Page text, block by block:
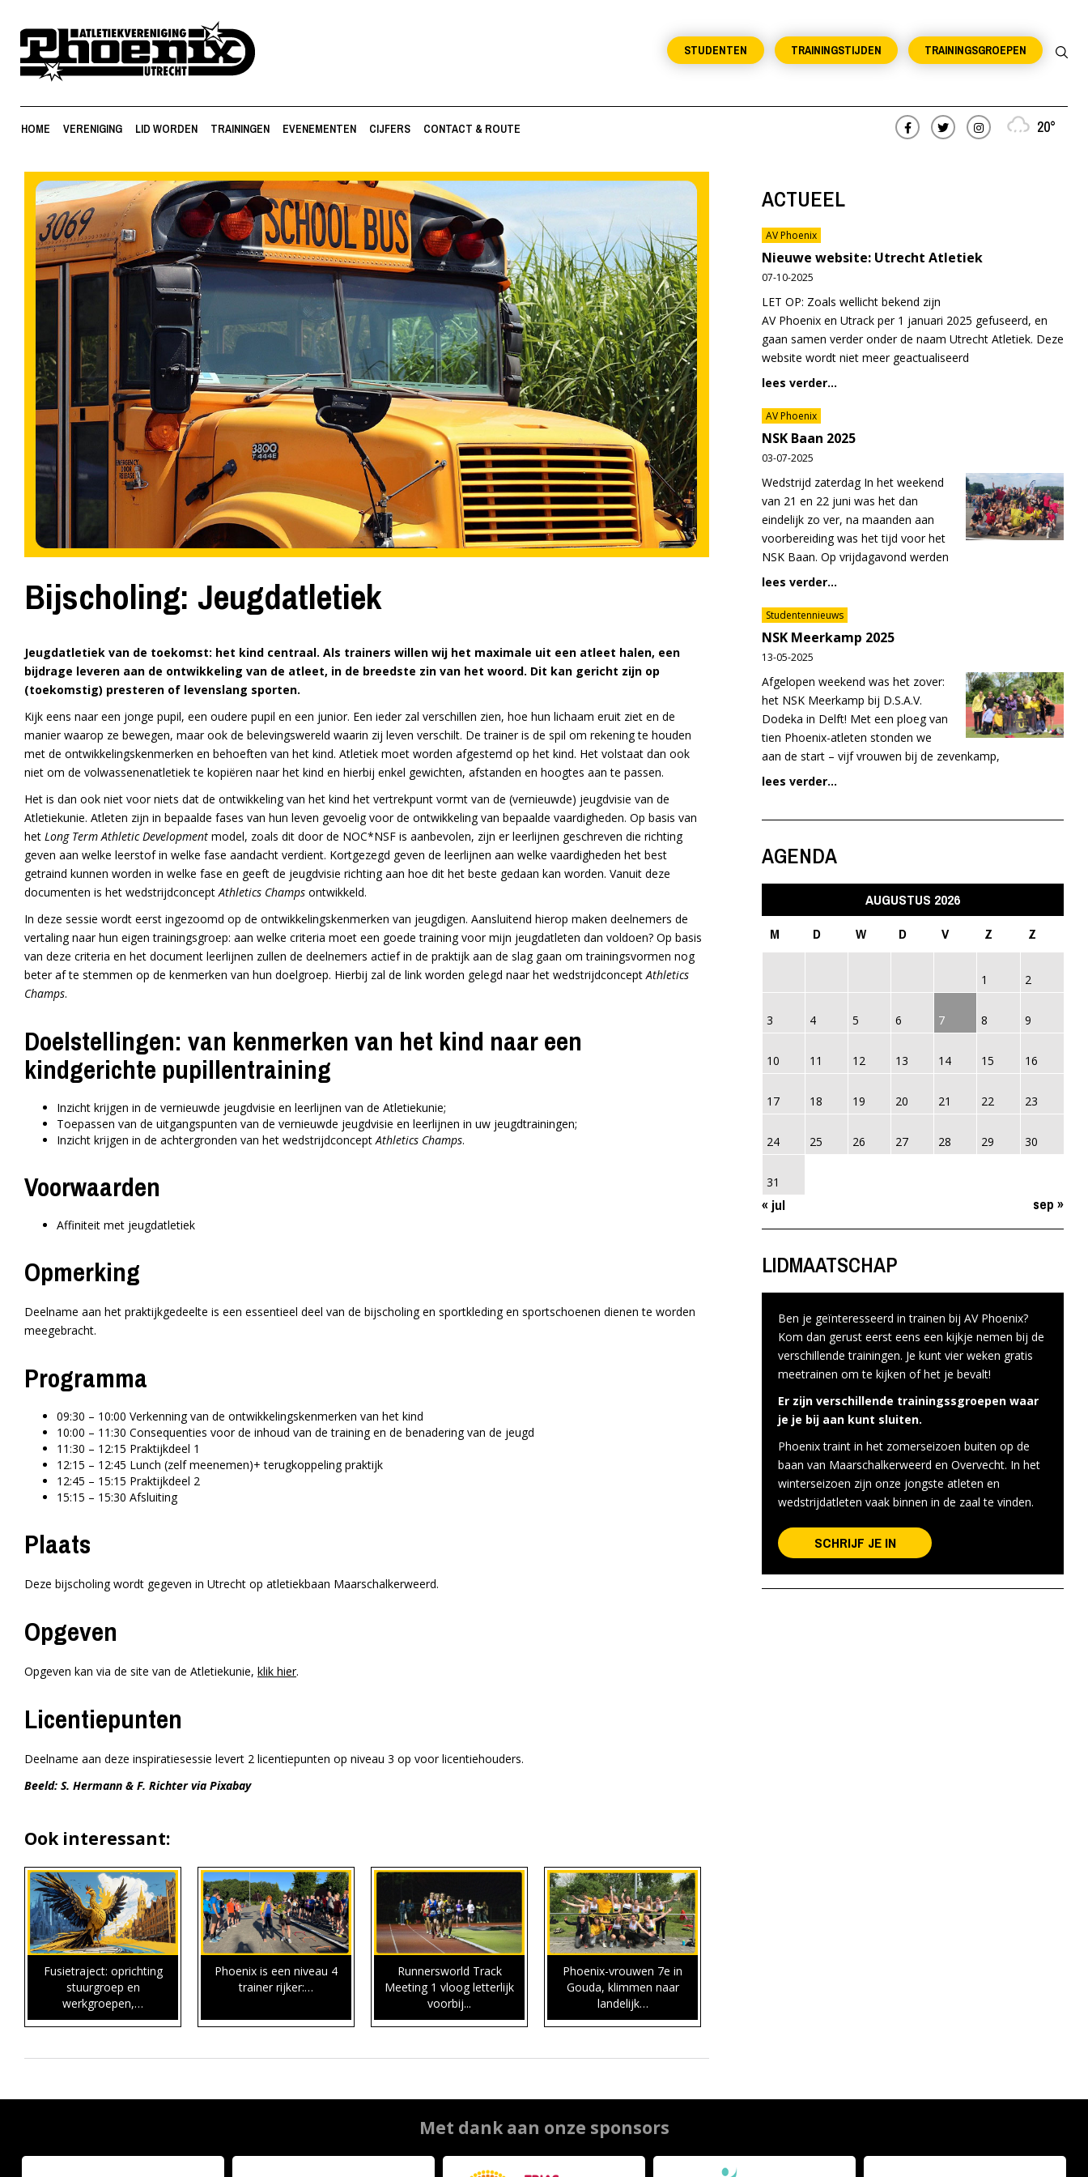
TRAININGSGROEPEN
TRAININGSTIJDEN
STUDENTEN
HOME VERENIGING LID WORDEN TRAININGEN EVENEMENTEN CIJFERS CONTACT & ROUTE 20°
Bijscholing: Jeugdatletiek
Jeugdatletiek van de toekomst: het kind centraal. Als trainers willen wij het maximale uit een atleet halen, een
bijdrage leveren aan de ontwikkeling van de atleet, in de breedste zin van het woord. Dit kan gericht zijn op
(toekomstig) presteren of levenslang sporten.
Kijk eens naar een jonge pupil, een oudere pupil en een junior. Een ieder zal verschillen zien, hoe hun lichaam eruit ziet en de
manier waarop ze bewegen, maar ook de belevingswereld waarin zij leven verschilt. De trainer is de spil om rekening te houden
met de ontwikkelingskenmerken en behoeften van het kind. Atletiek moet worden afgestemd op het kind. Het volstaat dan ook
niet om de volwassenenatletiek te kopiëren naar het kind en hierbij enkel gewichten, afstanden en hoogtes aan te passen.
Het is dan ook niet voor niets dat de ontwikkeling van het kind het vertrekpunt vormt van de (vernieuwde) jeugdvisie van de
Atletiekunie. Atleten zijn in bepaalde fases van hun leven gevoelig voor de ontwikkeling van bepaalde vaardigheden. Op basis van
het Long Term Athletic Development model, zoals dit door de NOC*NSF is aanbevolen, zijn er leerlijnen geschreven die richting
geven aan welke leerstof in welke fase aandacht verdient. Kortgezegd geven de leerlijnen aan welke vaardigheden het best
getraind kunnen worden in welke fase en geeft de jeugdvisie richting aan hoe dit het beste gedaan kan worden. Vanuit deze
documenten is het wedstrijdconceptAthletics Champs ontwikkeld.
In deze sessie wordt eerst ingezoomd op de ontwikkelingskenmerken van jeugdigen. Aansluitend hierop maken deelnemers de
vertaling naar hun eigen trainingsgroep: aan welke criteria moet een goede training voor mijn jeugdatleten dan voldoen? Op basis
van deze criteria en het document leerlijnen zullen de deelnemers actief in de praktijk aan de slag gaan om trainingsvormen nog
beter af te stemmen op de kenmerken van hun doelgroep. Hierbij zal de link worden gelegd naar het wedstrijdconceptAthletics
Champs.
Doelstellingen: van kenmerken van het kind naar een
kindgerichte pupillentraining
Inzicht krijgen in de vernieuwde jeugdvisie en leerlijnen van de Atletiekunie;
Toepassen van de uitgangspunten van de vernieuwde jeugdvisie en leerlijnen in uw jeugdtrainingen;
Inzicht krijgen in de achtergronden van het wedstrijdconceptAthletics Champs.
Voorwaarden
Affiniteit met jeugdatletiek
Opmerking
Deelname aan het praktijkgedeelte is een essentieel deel van de bijscholing en sportkleding en sportschoenen dienen te worden
meegebracht.
Programma
09:30 – 10:00 Verkenning van de ontwikkelingskenmerken van het kind
10:00 – 11:30 Consequenties voor de inhoud van de training en de benadering van de jeugd
11:30 – 12:15 Praktijkdeel 1
12:15 – 12:45 Lunch (zelf meenemen)+ terugkoppeling praktijk
12:45 – 15:15 Praktijkdeel 2
15:15 – 15:30 Afsluiting
Plaats
Deze bijscholing wordt gegeven in Utrecht op atletiekbaan Maarschalkerweerd.
Opgeven
Opgeven kan via de site van de Atletiekunie, klik hier.
Licentiepunten
Deelname aan deze inspiratiesessie levert 2 licentiepunten op niveau 3 op voor licentiehouders.
Beeld: S. Hermann & F. Richter via Pixabay
Ook interessant:
Fusietraject: oprichting
stuurgroep en
werkgroepen,…
Phoenix is een niveau 4
trainer rijker:…
Runnersworld Track
Meeting 1 vloog letterlijk
voorbij...
Phoenix-vrouwen 7e in
Gouda, klimmen naar
landelijk…
ACTUEEL
AV Phoenix
Nieuwe website: Utrecht Atletiek
07-10-2025
LET OP: Zoals wellicht bekend zijn
AV Phoenix en Utrack per 1 januari 2025 gefuseerd, en
gaan samen verder onder de naam Utrecht Atletiek. Deze
website wordt niet meer geactualiseerd
lees verder...
AV Phoenix
NSK Baan 2025
03-07-2025
Wedstrijd zaterdag In het weekend
van 21 en 22 juni was het dan
eindelijk zo ver, na maanden aan
voorbereiding was het tijd voor het
NSK Baan. Op vrijdagavond werden
lees verder...
Studentennieuws
NSK Meerkamp 2025
13-05-2025
Afgelopen weekend was het zover:
het NSK Meerkamp bij D.S.A.V.
Dodeka in Delft! Met een ploeg van
tien Phoenix-atleten stonden we
aan de start – vijf vrouwen bij de zevenkamp,
lees verder...
AGENDA
AUGUSTUS 2026
M
D W D V Z Z
1 2
3 4 5 6 7 8 9
10 11 12 13 14 15 16
17 18 19 20 21 22 23
24 25 26 27 28 29 30
31
« jul sep »
LIDMAATSCHAP
Ben je geïnteresseerd in trainen bij AV Phoenix?
Kom dan gerust eerst eens een kijkje nemen bij de
verschillende trainingen. Je kunt vier weken gratis
meetrainen om te kijken of het je bevalt!
Er zijn verschillende trainingssgroepen waar
je je bij aan kunt sluiten.
Phoenix traint in het zomerseizoen buiten op de
baan van Maarschalkerweerd en Overvecht. In het
winterseizoen zijn onze jongste atleten en
wedstrijdatleten vaak binnen in de zaal te vinden.
SCHRIJF JE IN
Met dank aan onze sponsors